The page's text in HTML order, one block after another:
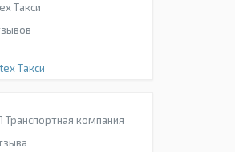
Такси
Такси
Транспортная компания